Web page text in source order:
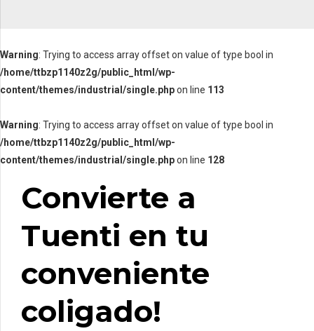
Warning: Trying to access array offset on value of type bool in
/home/ttbzp1140z2g/public_html/wp-
content/themes/industrial/single.phpon line 113
Warning: Trying to access array offset on value of type bool in
/home/ttbzp1140z2g/public_html/wp-
content/themes/industrial/single.phpon line 128
Convierte a
Tuenti en tu
conveniente
coligado!